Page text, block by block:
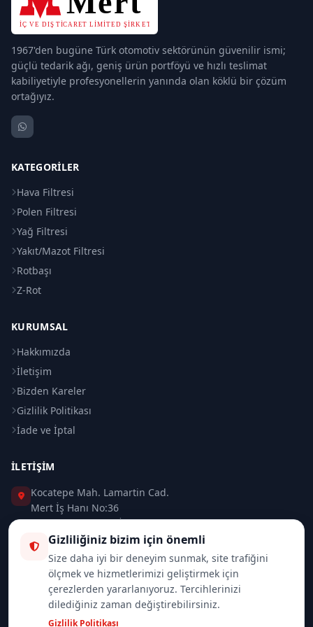
1967'den bugüne Türk otomotiv sektörünün güvenilir ismi;
güçlü tedarik ağı, geniş ürün portföyü ve hızlı teslimat
kabiliyetiyle profesyonellerin yanında olan köklü bir çözüm
ortağıyız.
KATEGORILER
Hava Filtresi
Polen Filtresi
Yağ Filtresi
Yakıt/Mazot Filtresi
Rotbaşı
Z-Rot
KURUMSAL
Hakkımızda
İletişim
Bizden Kareler
Gizlilik Politikası
İade ve İptal
İLETIŞIM
Kocatepe Mah. Lamartin Cad.
Mert İş Hanı No:36
Taksim / Beyoğlu / İSTANBUL
0 (212) 235 37 83
0 (532) 418 08 46
info@merttrade.com
Gizliliğiniz bizim için önemli
Size daha iyi bir deneyim sunmak, site trafiğini
ölçmek ve hizmetlerimizi geliştirmek için
çerezlerden yararlanıyoruz. Tercihlerinizi
dilediğiniz zaman değiştirebilirsiniz.
Gizlilik Politikası